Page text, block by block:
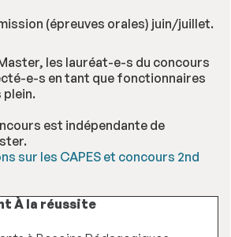
(épreuves orales) juin/juillet.
les lauréat-e-s du concours
e-s en tant que fonctionnaires
plein.
est indépendante de
sur les CAPES et concours 2nd
À la réussite